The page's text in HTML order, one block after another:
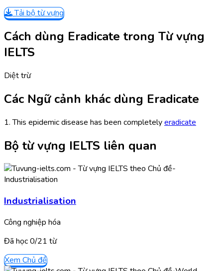
Tải bộ từ vựng
Cách dùng Eradicate trong Từ vựng
IELTS
Diệt trừ
Các Ngữ cảnh khác dùng Eradicate
1. This epidemic disease has been completelyeradicate
Bộ từ vựng IELTS liên quan
Industrialisation
Công nghiệp hóa
Đã học0/21 từ
Xem Chủ đề